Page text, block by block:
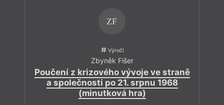
ZF
Výročí
Zbyněk Fišer
Poučení z krizového vývoje ve straně
a společnosti po 21. srpnu 1968
(minutková hra)